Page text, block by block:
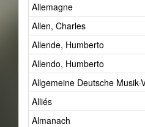
Allemagne
Allen, Charles
Allende, Humberto
Allendo, Humberto
Allgemeine Deutsche Musik-
Alliés
Almanach